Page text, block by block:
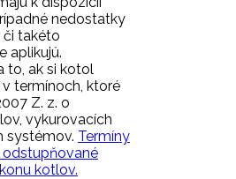
nedostatky
či takéto
aplikujú.
to, ak si kotol
termínoch, ktoré
Z. z. o
vykurovacích
systémov. Termíny
kotlov.